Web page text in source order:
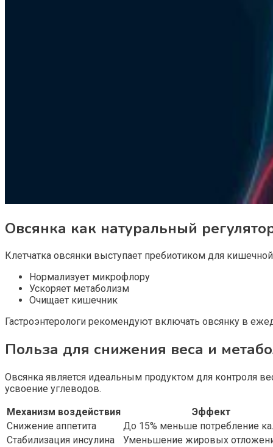
Овсянка как натуральный
Клетчатка овсянки выступает пребиотиком для
Нормализует микрофлору
Ускоряет метаболизм
Очищает кишечник
Гастроэнтерологи рекомендуют включать овсянку в
Польза для снижения веса и
Овсянка является идеальным продуктом для контроля
усвоение углеводов.
Механизм воздействия
Эффект
Снижение аппетита
До 15% меньше потребление
Стабилизация инсулина
Уменьшение жировых